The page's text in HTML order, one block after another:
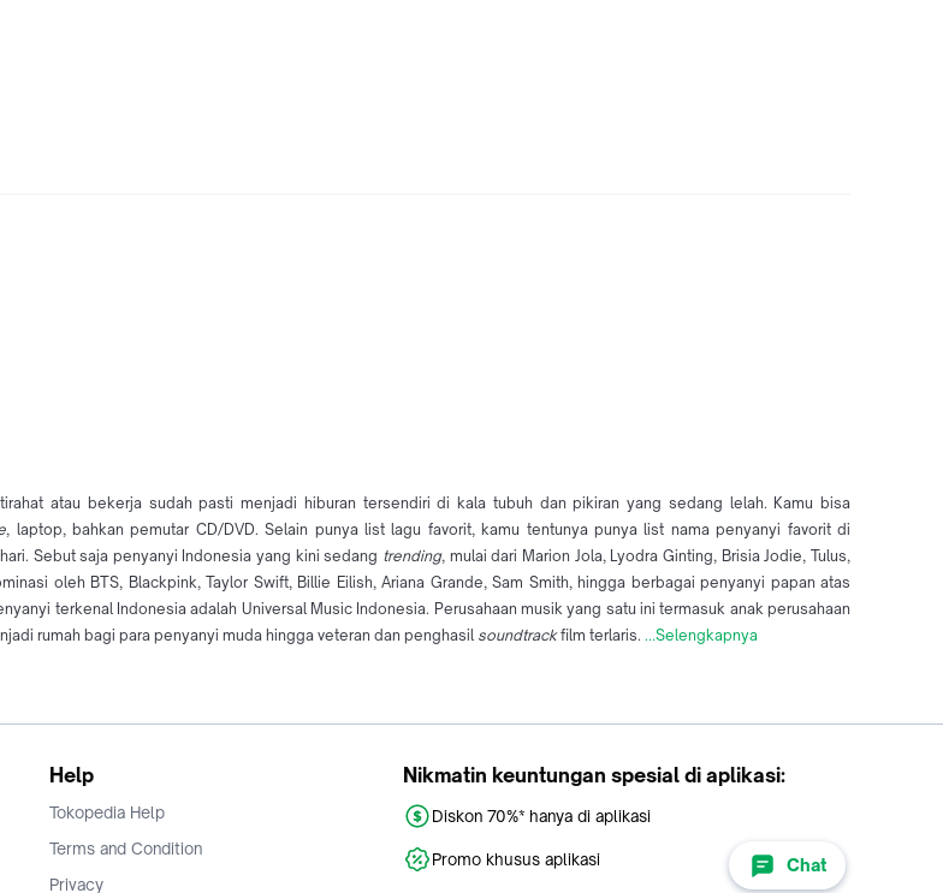
atau bekerja sudah pasti menjadi hiburan tersendiri di kala tubuh dan pikiran yang sedang lelah. Kamu bisa
, laptop, bahkan pemutar CD/DVD. Selain punya list lagu favorit, kamu tentunya punya list nama penyanyi favorit di
Sebut saja penyanyi Indonesia yang kini sedang trending, mulai dari Marion Jola, Lyodra Ginting, Brisia Jodie, Tulus,
oleh BTS, Blackpink, Taylor Swift, Billie Eilish, Ariana Grande, Sam Smith, hingga berbagai penyanyi papan atas
terkenal Indonesia adalah Universal Music Indonesia. Perusahaan musik yang satu ini termasuk anak perusahaan
rumah bagi para penyanyi muda hingga veteran dan penghasil soundtrackfilm terlaris. ...Selengkapnya
Chat
Help
Tokopedia Help
Terms and Condition
Privacy
Nikmatin keuntungan spesial di aplikasi:
Diskon 70%* hanya di aplikasi
Promo khusus aplikasi